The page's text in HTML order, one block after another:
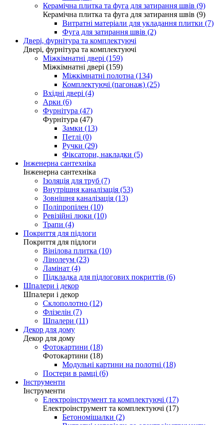
Керамічна плитка та фуга для затирання швів (9)
Керамічна плитка та фуга для затирання швів (9)
Витратні матеріали для укладання плитки (7)
Фуга для затирання швів (2)
Двері, фурнітура та комплектуючі
Двері, фурнітура та комплектуючі
Міжкімнатні двері (159)
Міжкімнатні двері (159)
Міжкімнатні полотна (134)
Комплектуючі (пагонаж) (25)
Вхідні двері (4)
Арки (6)
Фурнітура (47)
Фурнітура (47)
Замки (13)
Петлі (0)
Ручки (29)
Фіксатори, накладки (5)
Інженерна сантехніка
Інженерна сантехніка
Ізоляція для труб (7)
Внутрішня каналізація (53)
Зовнішня каналізація (13)
Поліпропілен (10)
Ревізійні люки (10)
Трапи (4)
Покриття для підлоги
Покриття для підлоги
Вінілова плитка (10)
Лінолеум (23)
Ламінат (4)
Підкладка для підлогових покриттів (6)
Шпалери і декор
Шпалери і декор
Склополотно (12)
Флізелін (7)
Шпалери (11)
Декор для дому
Декор для дому
Фотокартини (18)
Фотокартини (18)
Модульні картини на полотні (18)
Постери в рамці (6)
Інструменти
Інструменти
Електроінструмент та комплектуючі (17)
Електроінструмент та комплектуючі (17)
Бетономішалки (2)